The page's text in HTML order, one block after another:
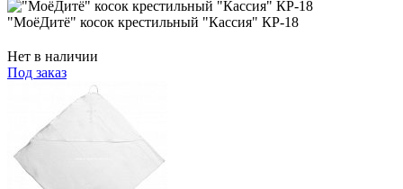
"МоёДитё" косок крестильный "Кассия" КР-18
Нет в наличии
Под заказ